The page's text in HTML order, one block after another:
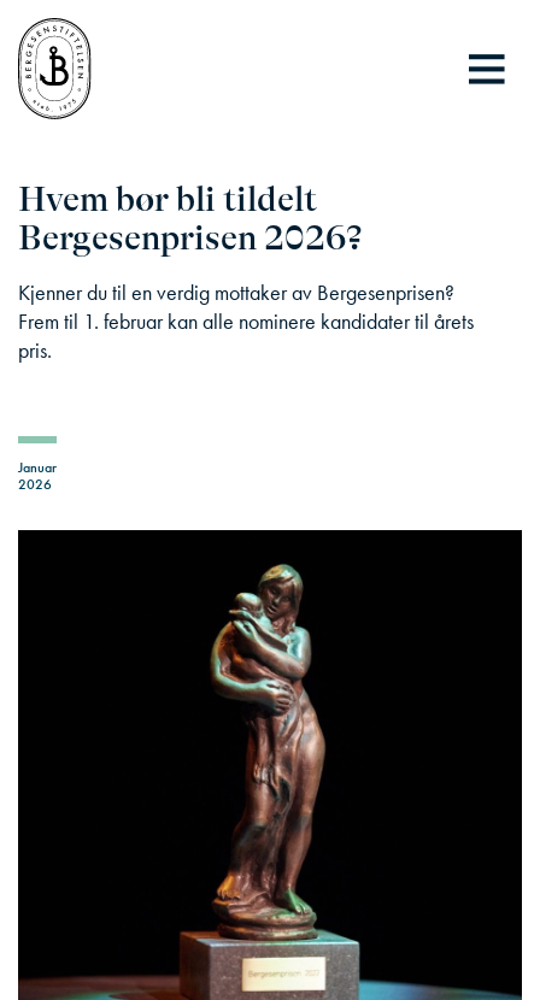
Hvem bør bli tildelt
Bergesenprisen 2026?
Kjenner du til en verdig mottaker av Bergesenprisen?
Frem til 1. februar kan alle nominere kandidater til årets
pris.
Januar
2026